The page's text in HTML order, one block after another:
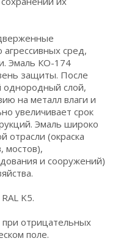
сред,
Эмаль КО-174
защиты. После
однородный слой,
на металл влаги и
увеличивает срок
Эмаль широко
отрасли (окраска
мостов),
и сооружений)
K5.
отрицательных
поле.